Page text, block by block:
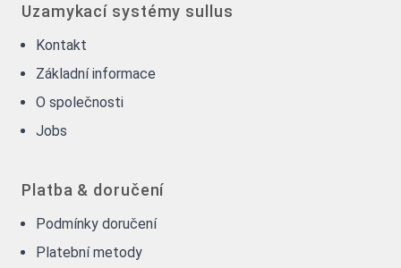
Uzamykací systémy sullus
Kontakt
Základní informace
O společnosti
Jobs
Platba & doručení
Podmínky doručení
Platební metody